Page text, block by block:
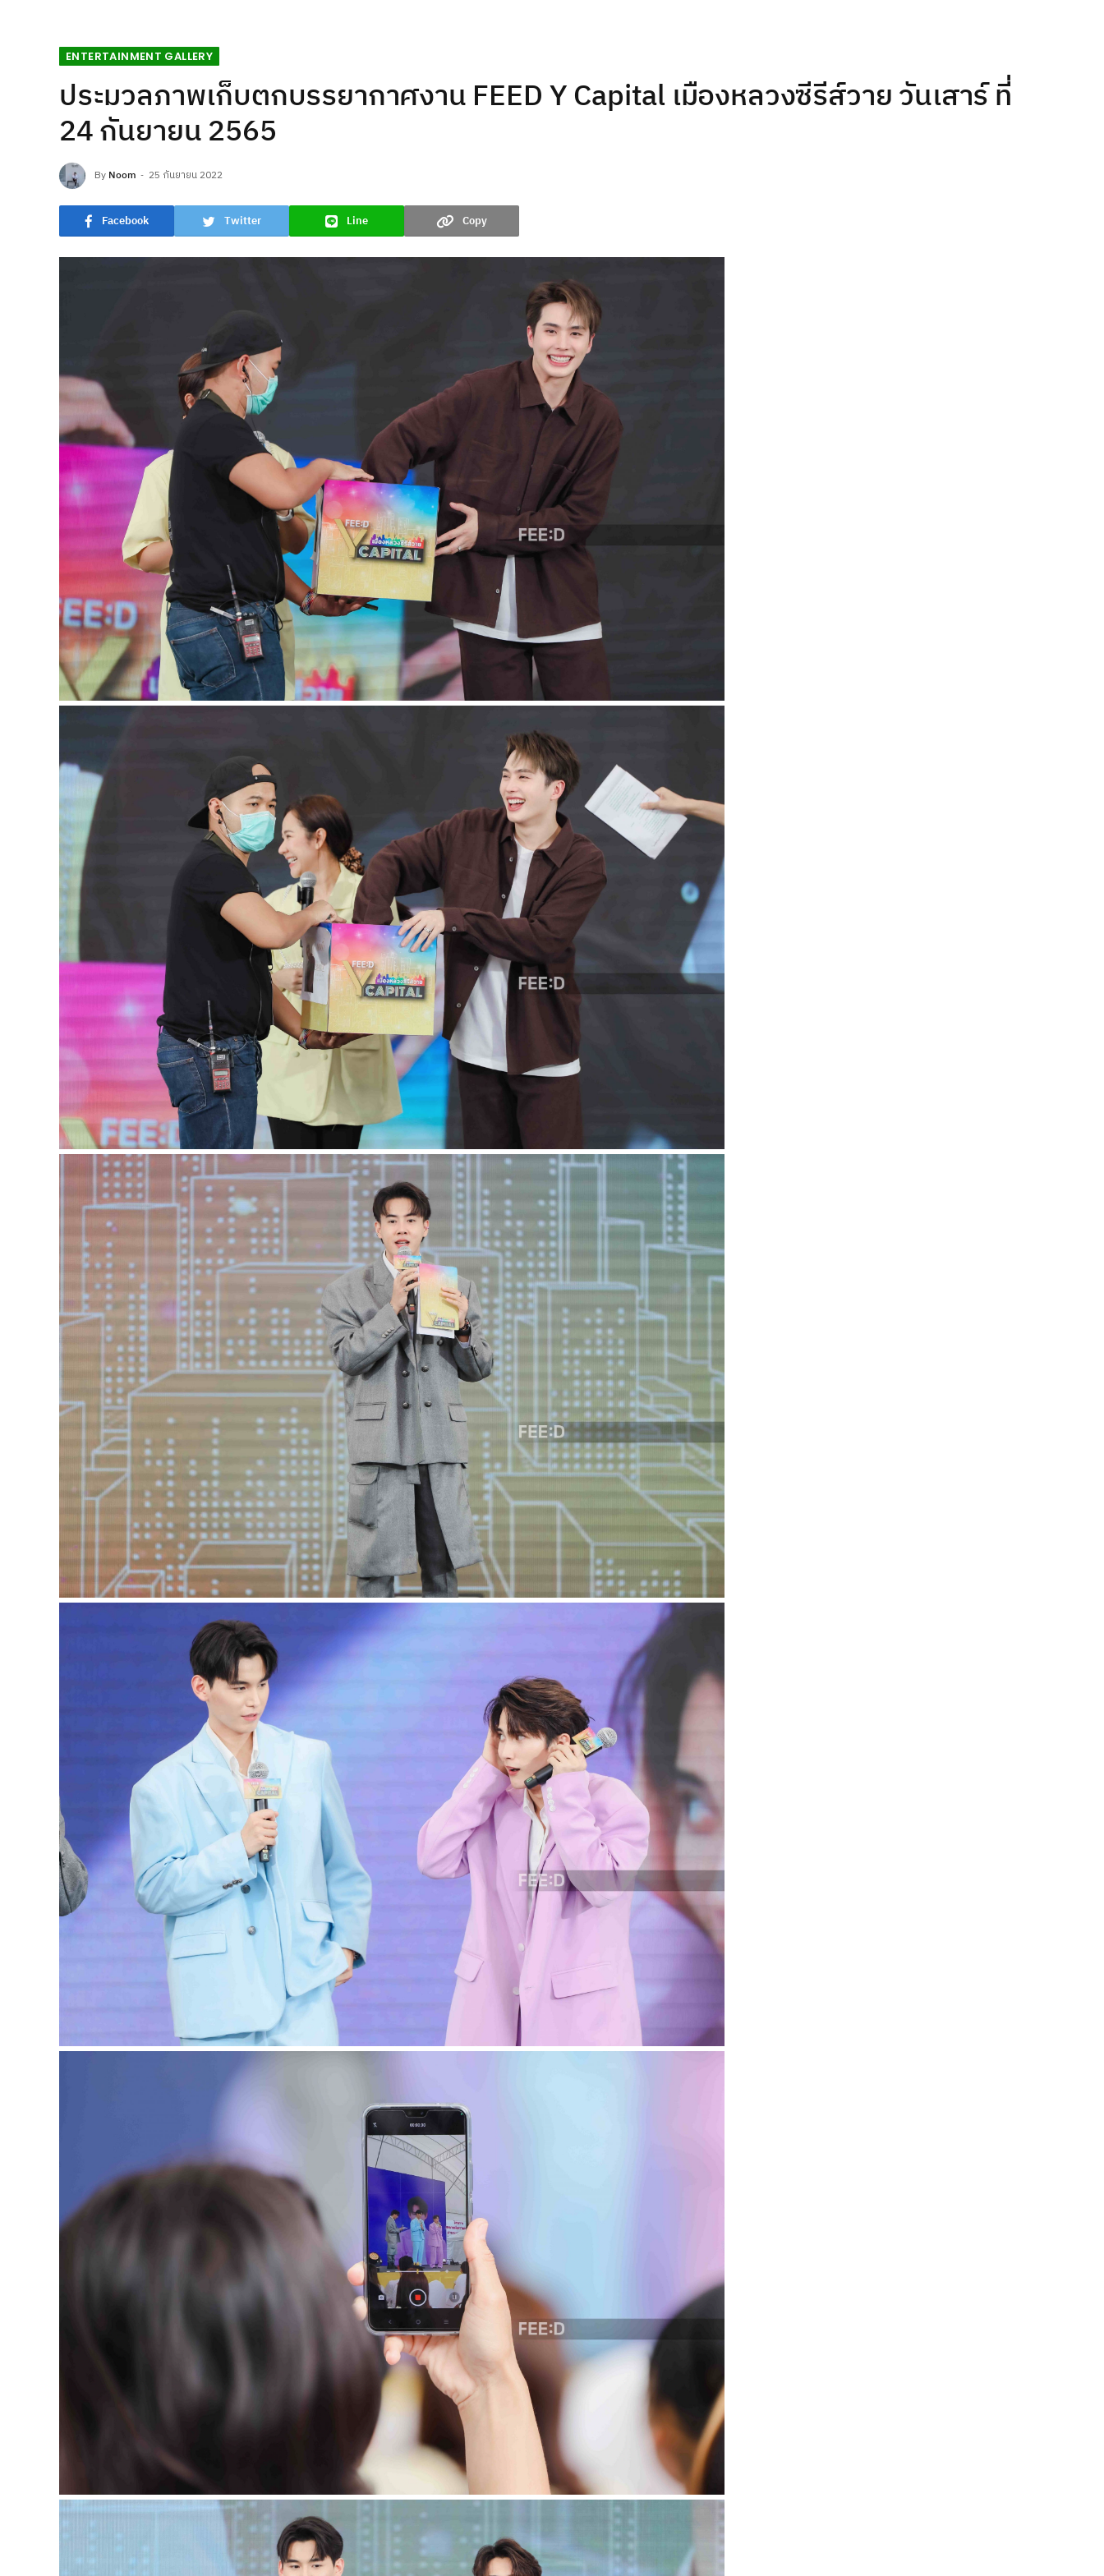
ENTERTAINMENT GALLERY
ประมวลภาพเก็บตกบรรยากาศงาน FEED Y Capital เมืองหลวงซีรีส์วาย วันเสาร์ ที่
24 กันยายน 2565
By Noom 25 กันยายน 2022
Facebook Twitter Line Copy